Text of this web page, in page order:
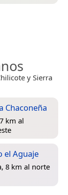
y Sierra
Chaconeña
km al
el Aguaje
8 km al norte